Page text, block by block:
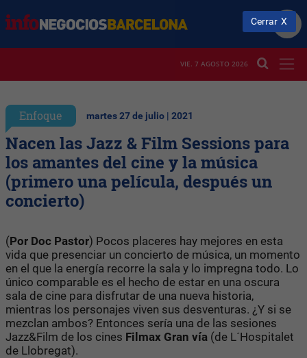
VIE. 7 AGOSTO 2026
Enfoque martes 27 de julio | 2021
Nacen las Jazz & Film Sessions para
los amantes del cine y la música
(primero una película, después un
concierto)
(Por Doc Pastor) Pocos placeres hay mejores en esta
vida que presenciar un concierto de música, un momento
en el que la energía recorre la sala y lo impregna todo. Lo
único comparable es el hecho de estar en una oscura
sala de cine para disfrutar de una nueva historia,
mientras los personajes viven sus desventuras. ¿Y si se
mezclan ambos? Entonces sería una de las sesiones
Jazz&Film de los cines Filmax Gran vía (de L´Hospitalet
de Llobregat).
Cerrar